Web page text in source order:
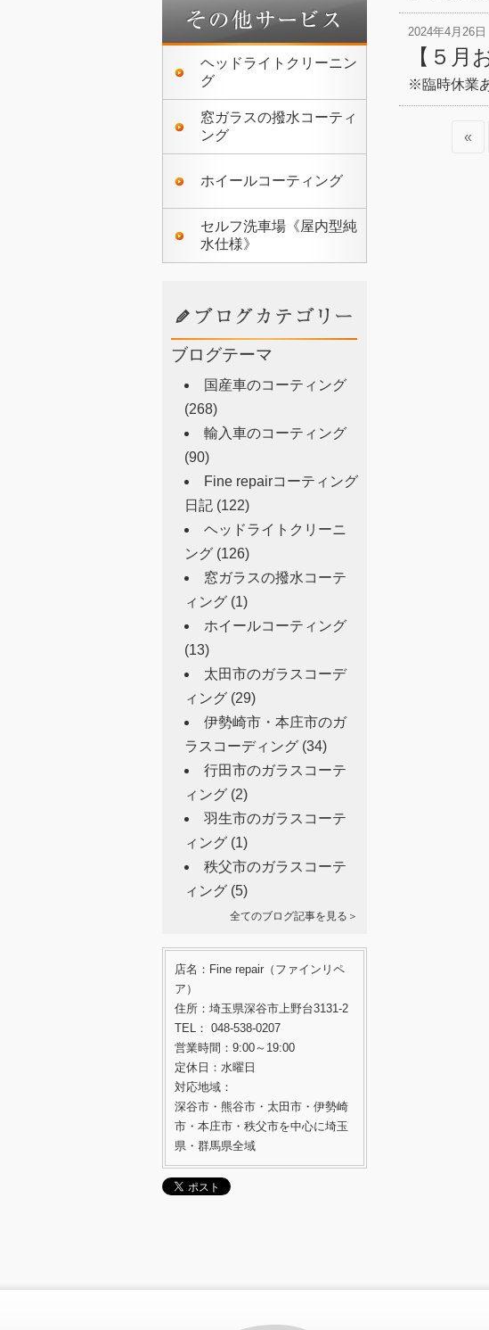
ヘッドライトクリーニン
グ
窓ガラスの撥水コーティ
ング
ホイールコーティング
セルフ洗車場《屋内型純
水仕様》
ブログテーマ
国産車のコーティング
(268)
輸入車のコーティング
(90)
Fine repairコーティング
日記 (122)
ヘッドライトクリーニ
ング (126)
窓ガラスの撥水コーテ
ィング (1)
ホイールコーティング
(13)
太田市のガラスコーデ
ィング (29)
伊勢崎市・本庄市のガ
ラスコーディング (34)
行田市のガラスコーテ
ィング (2)
羽生市のガラスコーテ
ィング (1)
秩父市のガラスコーテ
ィング (5)
全てのブログ記事を見る＞
店名：Fine repair（ファインリペ
ア）
住所：埼玉県深谷市上野台3131-2
TEL： 048-538-0207
営業時間：9:00～19:00
定休日：水曜日
対応地域：
深谷市・熊谷市・太田市・伊勢崎
市・本庄市・秩父市を中心に埼玉
県・群馬県全域
2024年4月26日
【５月
※臨時休業
«